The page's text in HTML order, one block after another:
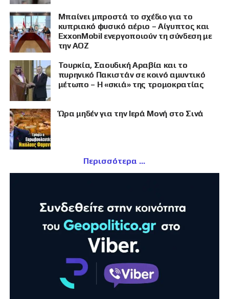
Μπαίνει μπροστά το σχέδιο για το
κυπριακό φυσικό αέριο – Αίγυπτος και
ExxonMobil ενεργοποιούν τη σύνδεση με
την ΑΟΖ
Τουρκία, Σαουδική Αραβία και το
πυρηνικό Πακιστάν σε κοινό αμυντικό
μέτωπο – Η «σκιά» της τρομοκρατίας
Ώρα μηδέν για την Ιερά Μονή στο Σινά
Περισσότερα